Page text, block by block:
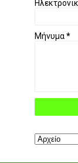
Μήνυμα*